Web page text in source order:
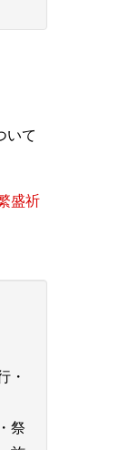
いて
盛祈
・
祭